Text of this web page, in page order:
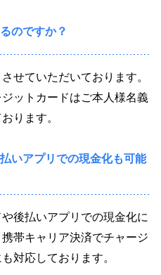
のですか？
せていただいております。
ットカードはご本人様名義
ります。
いアプリでの現金化も可能
後払いアプリでの現金化に
帯キャリア決済でチャージ
対応しております。